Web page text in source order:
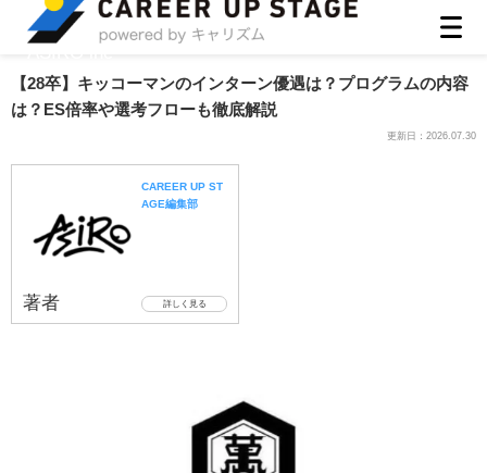
【28卒】キッコーマンのインターン優遇は？プログラムの内容
は？ES倍率や選考フローも徹底解説
更新日：2026.07.30
著者
CAREER UP ST
AGE編集部
詳しく見る